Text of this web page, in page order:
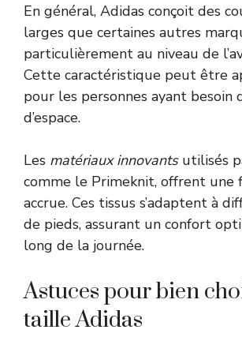
En général, Adidas conçoit des
larges que certaines autres
particulièrement au niveau de
Cette caractéristique peut être
pour les personnes ayant besoin
d’espace.
Les matériaux innovantsutilisés
comme le Primeknit, offrent une
accrue. Ces tissus s’adaptent à
de pieds, assurant un confort
long de la journée.
Astuces pour bien
taille Adidas